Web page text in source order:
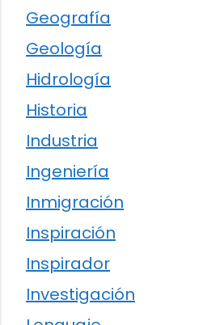
Geografía
Geología
Hidrología
Historia
Industria
Ingeniería
Inmigración
Inspiración
Inspirador
Investigación